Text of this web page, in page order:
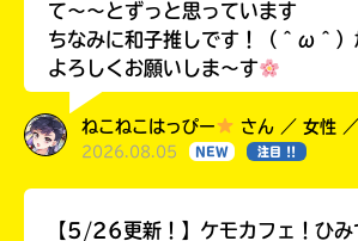
て〜〜とずっと思っています
ちなみに和子推しです！（＾ω＾）
よろしくお願いしま〜す
ねこねこはっぴー さん ／ 女性
2026.08.05 NEW 注目 !!
【5/26更新！】ケモカフェ！ひみ